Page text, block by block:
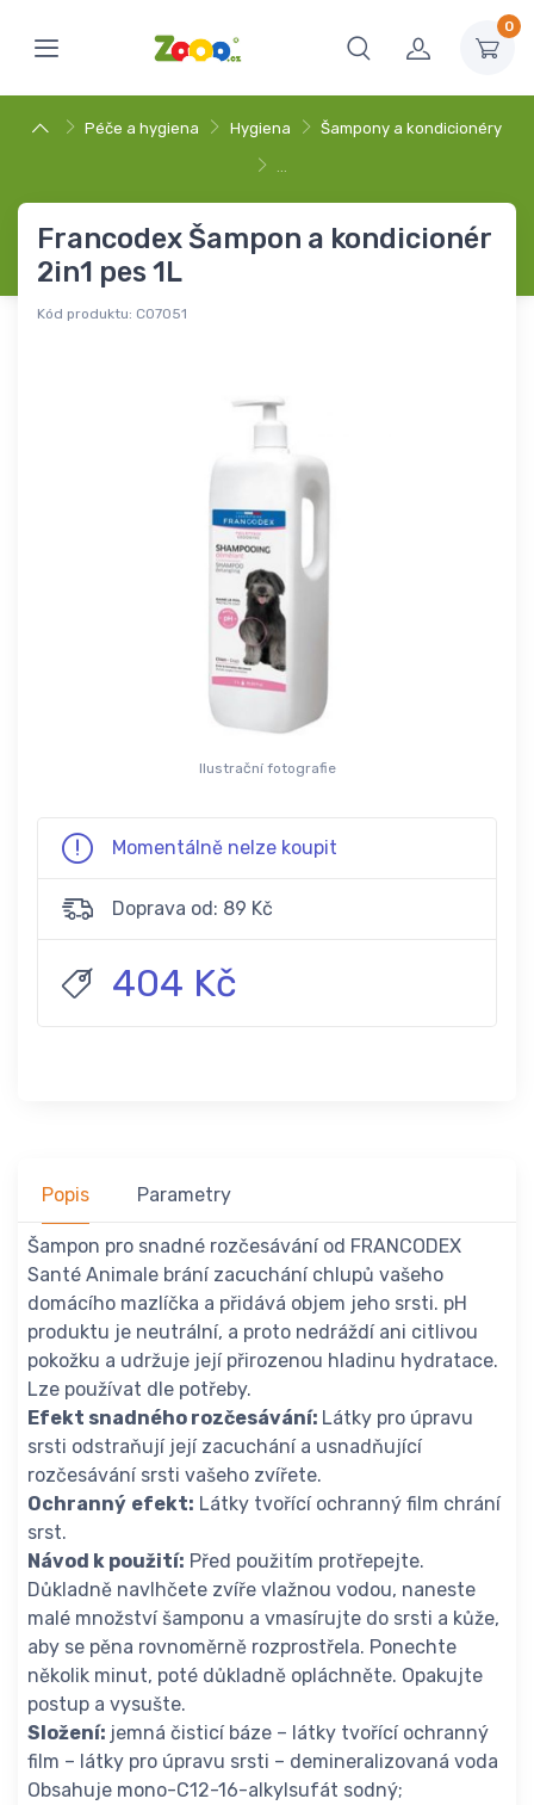
0
Péče a hygiena Hygiena Šampony a kondicionéry
…
Francodex Šampon a kondicionér
2in1 pes 1L
Kód produktu: C07051
Ilustrační fotografie
Momentálně nelze koupit
Doprava od: 89 Kč
404 Kč
Popis Parametry
Šampon pro snadné rozčesávání od FRANCODEX
Santé Animale brání zacuchání chlupů vašeho
domácího mazlíčka a přidává objem jeho srsti. pH
produktu je neutrální, a proto nedráždí ani citlivou
pokožku a udržuje její přirozenou hladinu hydratace.
Lze používat dle potřeby.
Efekt snadného rozčesávání: Látky pro úpravu
srsti odstraňují její zacuchání a usnadňující
rozčesávání srsti vašeho zvířete.
Ochranný efekt: Látky tvořící ochranný film chrání
srst.
Návod k použití: Před použitím protřepejte.
Důkladně navlhčete zvíře vlažnou vodou, naneste
malé množství šamponu a vmasírujte do srsti a kůže,
aby se pěna rovnoměrně rozprostřela. Ponechte
několik minut, poté důkladně opláchněte. Opakujte
postup a vysušte.
Složení: jemná čisticí báze – látky tvořící ochranný
film – látky pro úpravu srsti – demineralizovaná voda
Obsahuje mono-C12-16-alkylsufát sodný;